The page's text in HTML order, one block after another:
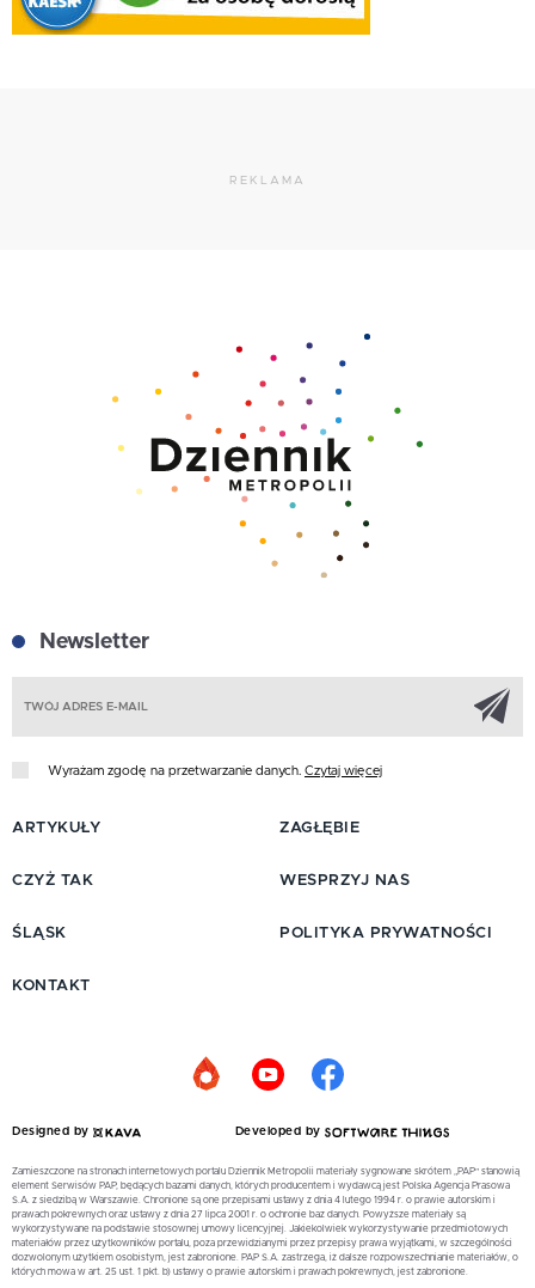
REKLAMA
Newsletter
Wyrażam zgodę na przetwarzanie danych. Czytaj więcej
ARTYKUŁY
CZYŻ TAK
ŚLĄSK
ZAGŁĘBIE
WESPRZYJ NAS
POLITYKA PRYWATNOŚCI
KONTAKT
Designed by Developed by
Zamieszczone na stronach internetowych portalu Dziennik Metropolii materiały sygnowane skrótem „PAP” stanowią
element Serwisów PAP, będących bazami danych, których producentem i wydawcą jest Polska Agencja Prasowa
S.A. z siedzibą w Warszawie. Chronione są one przepisami ustawy z dnia 4 lutego 1994 r. o prawie autorskim i
prawach pokrewnych oraz ustawy z dnia 27 lipca 2001 r. o ochronie baz danych. Powyższe materiały są
wykorzystywane na podstawie stosownej umowy licencyjnej. Jakiekolwiek wykorzystywanie przedmiotowych
materiałów przez użytkowników portalu, poza przewidzianymi przez przepisy prawa wyjątkami, w szczególności
dozwolonym użytkiem osobistym, jest zabronione. PAP S.A. zastrzega, iż dalsze rozpowszechnianie materiałów, o
których mowa w art. 25 ust. 1 pkt. b) ustawy o prawie autorskim i prawach pokrewnych, jest zabronione.